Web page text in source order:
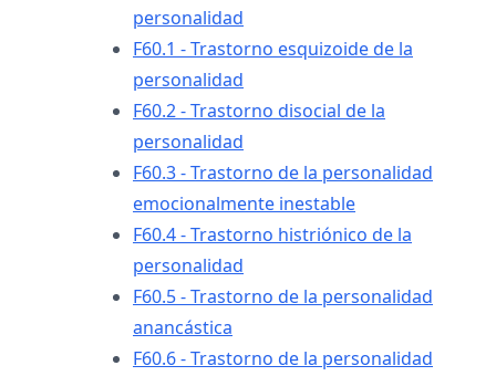
personalidad
F60.1 - Trastorno esquizoide de la
personalidad
F60.2 - Trastorno disocial de la
personalidad
F60.3 - Trastorno de la personalidad
emocionalmente inestable
F60.4 - Trastorno histriónico de la
personalidad
F60.5 - Trastorno de la personalidad
anancástica
F60.6 - Trastorno de la personalidad